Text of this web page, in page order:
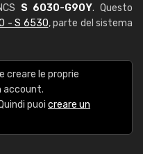
S 6030-G90Y. Questo
- S 6530, parte del sistema
creare le proprie
account.
puoi creare un